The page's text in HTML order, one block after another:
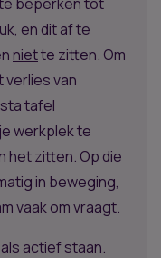
en dit af te
niette zitten. Om
verlies van
tafel
werkplek te
het zitten. Op die
in beweging,
vaak om vraagt.
actief staan.